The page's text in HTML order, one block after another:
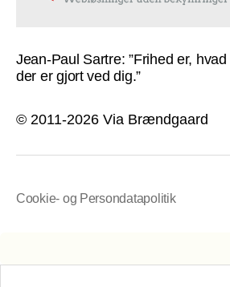
Jean-Paul Sartre: ”Frihed er,
der er gjort ved dig.”
© 2011-2026 Via Brændgaard
Cookie- og Persondatapolitik